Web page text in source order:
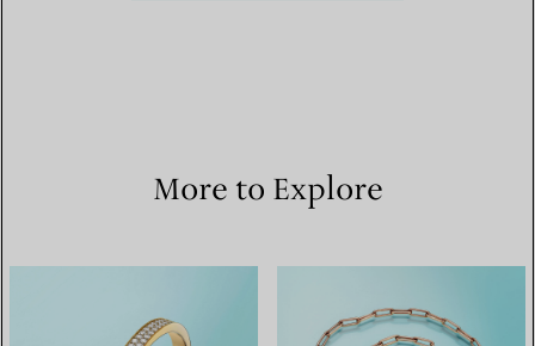
More to Explore